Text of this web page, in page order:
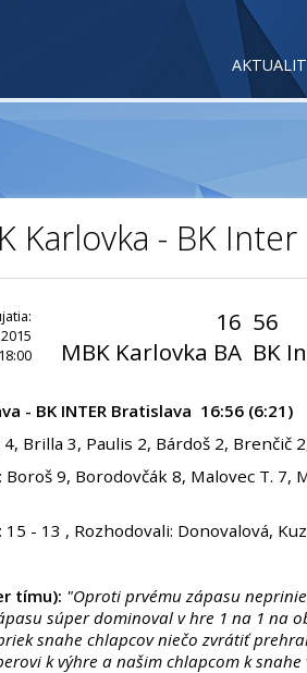
Karlovka - BK Inter
16
MBK Karlovka BA
56
BK
- BK INTER Bratislava 16:56 (6:21)
Brilla 3, Paulis 2, Bárdoš 2, Brenčič
9, Borodovčák 8, Malovec T. 7,
15 - 13 , Rozhodovali: Donovalová,
tímu): "Oproti prvému zápasu
súper dominoval v hre 1 na 1 na
snahe chlapcov niečo zvrátiť
k výhre a našim chlapcom k snahe